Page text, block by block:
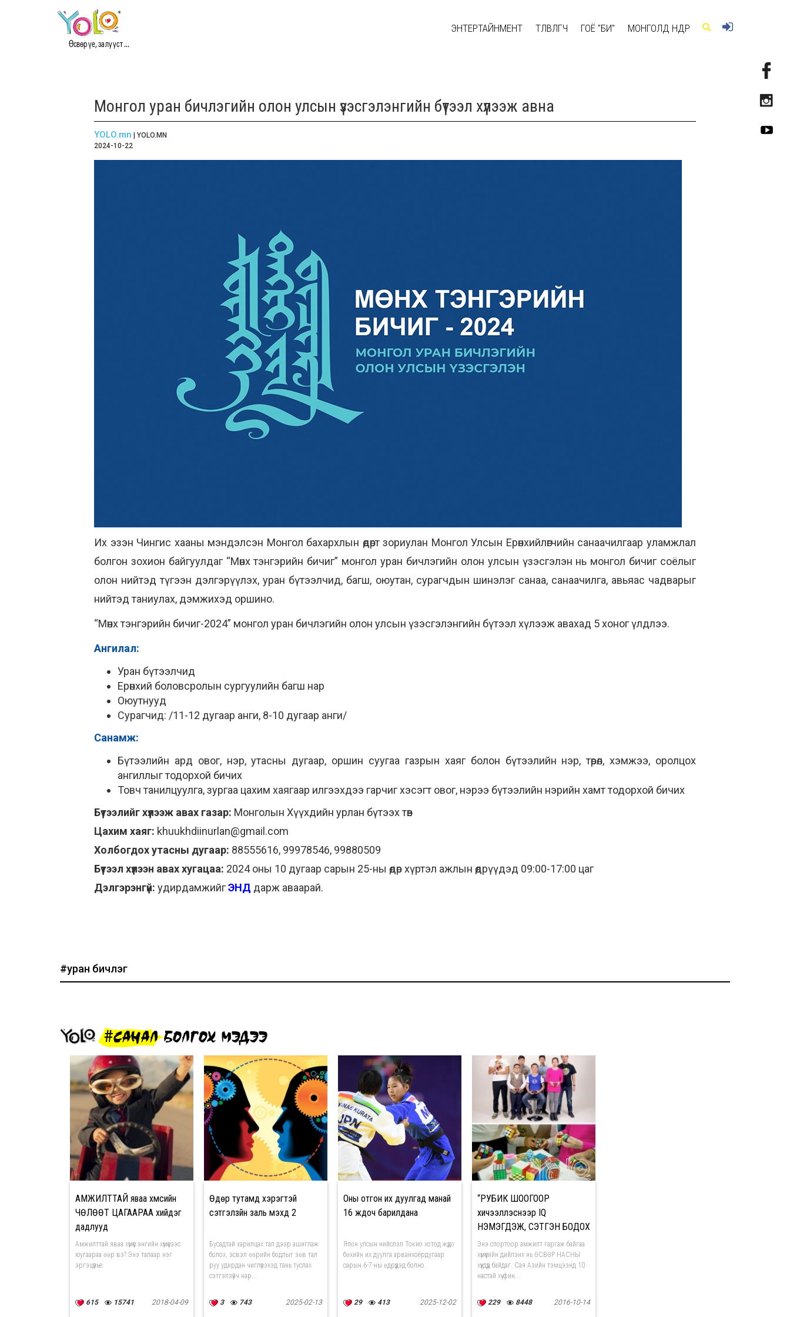
Өсвөр үе, залууст ...
ЭНТЕРТАЙНМЕНТ ТӨЛӨВЛӨГЧ ГОЁ "БИ" МОНГОЛД ӨНӨӨДӨР
Монгол уран бичлэгийн олон улсын үзэсгэлэнгийн бүтээл хүлээж авна
YOLO.mn | YOLO.MN
2024-10-22
Их эзэн Чингис хааны мэндэлсэн Монгол бахархлын өдөрт зориулан Монгол Улсын Ерөнхийлөгчийн санаачилгаар уламжлал
болгон зохион байгуулдаг “Мөнх тэнгэрийн бичиг” монгол уран бичлэгийн олон улсын үзэсгэлэн нь монгол бичиг соёлыг
олон нийтэд түгээн дэлгэрүүлэх, уран бүтээлчид, багш, оюутан, сурагчдын шинэлэг санаа, санаачилга, авьяас чадварыг
нийтэд таниулах, дэмжихэд оршино.
“Мөнх тэнгэрийн бичиг-2024” монгол уран бичлэгийн олон улсын үзэсгэлэнгийн бүтээл хүлээж авахад 5 хоног үлдлээ.
Ангилал:
Уран бүтээлчид
Ерөнхий боловсролын сургуулийн багш нар
Оюутнууд
Сурагчид: /11-12 дугаар анги, 8-10 дугаар анги/
Санамж:
Бүтээлийн ард овог, нэр, утасны дугаар, оршин суугаа газрын хаяг болон бүтээлийн нэр, төрөл, хэмжээ, оролцох
ангиллыг тодорхой бичих
Товч танилцуулга, зургаа цахим хаягаар илгээхдээ гарчиг хэсэгт овог, нэрээ бүтээлийн нэрийн хамт тодорхой бичих
Бүтээлийг хүлээж авах газар: Монголын Хүүхдийн урлан бүтээх төв
Цахим хаяг: khuukhdiinurlan@gmail.com
Холбогдох утасны дугаар: 88555616, 99978546, 99880509
Бүтээл хүлээн авах хугацаа: 2024 оны 10 дугаар сарын 25-ны өдөр хүртэл ажлын өдрүүдэд 09:00-17:00 цаг
Дэлгэрэнгүй: удирдамжийгЭНД дарж аваарай.
#уран бичлэг
#САНАЛ БОЛГОХ МЭДЭЭ
АМЖИЛТТАЙ яваа хүмүүсийн
ЧӨЛӨӨТ ЦАГААРАА хийдэг
дадлууд
Амжилттай яваа хүмүүс энгийн хүмүүсээс
юугаараа өөр вэ? Энэ талаар нэг
эргэцүүлье.
615 15741 2018-04-09
Өдөр тутамд хэрэгтэй
сэтгэлзүйн заль мэхүүд 2
Бусадтай харилцах тал дээр ашиглаж
болох, эсвэл өөрийн бодлыг зөв тал
руу удирдан чиглүүлэхэд тань туслах
сэтгэлзүйч нар...
3 743 2025-02-13
Оны отгон их дуулгад манай
16 жүдоч барилдана
Япон улсын нийслэл Токио хотод жүдо
бөхийн их дуулга арванхоёрдугаар
сарын 6-7-ны өдрүүдэд болно.
29 413 2025-12-02
“РУБИК ШООГООР
хичээллэснээр IQ
НЭМЭГДЭЖ, СЭТГЭН БОДОХ
чадвар тэлдэг”
Энэ спортоор амжилт гаргаж байгаа
хүмүүсийн дийлэнх нь ӨСВӨР НАСНЫ
хүүхдүүд байдаг. Сая Азийн тэмцээнд 10
настай хүү фин...
229 8448 2016-10-14